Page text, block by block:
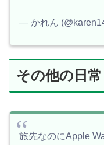
— かれん
その他の日
旅先なのにApple